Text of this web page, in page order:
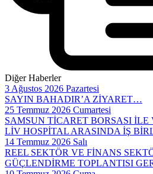
Diğer Haberler
3 Ağustos 2026 Pazartesi
SAYIN BAHADIR’A ZİYARET…
25 Temmuz 2026 Cumartesi
SAMSUN TİCARET BORSASI
LİV HOSPİTAL ARASINDA İŞ
14 Temmuz 2026 Salı
REEL SEKTÖR VE FİNANS
GÜÇLENDİRME TOPLANTISI